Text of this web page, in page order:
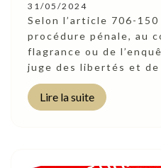
31/05/2024
Selon l’article 706-150
procédure pénale, au
flagrance ou de
juge des libertés et
Lire la suite